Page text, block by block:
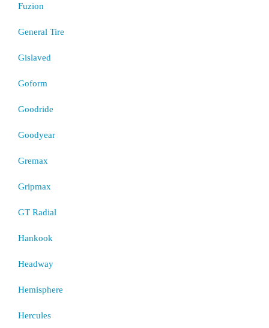
Fuzion
General Tire
Gislaved
Goform
Goodride
Goodyear
Gremax
Gripmax
GT Radial
Hankook
Headway
Hemisphere
Hercules